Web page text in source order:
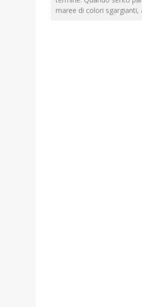
maree di colori sgargianti,